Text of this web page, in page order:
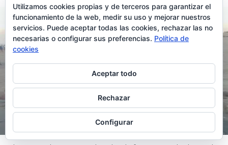
Utilizamos cookies propias y de terceros para garantizar el
funcionamiento de la web, medir su uso y mejorar nuestros
servicios. Puede aceptar todas las cookies, rechazar las no
necesarias o configurar sus preferencias. Política de
cookies
Aceptar todo
Rechazar
Configurar